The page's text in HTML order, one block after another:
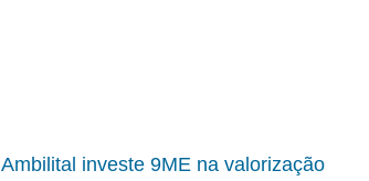
Ambilital investe 9ME na valorização